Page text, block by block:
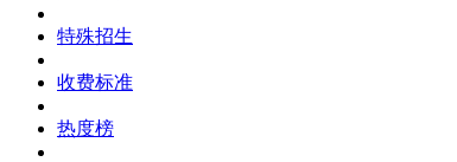
特殊招生
收费标准
热度榜